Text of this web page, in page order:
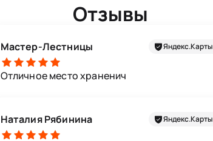
Отзывы
Яндекс.Карты
Мастер-Лестницы
Отличное место храненич
Яндекс.Карты
Наталия Рябинина